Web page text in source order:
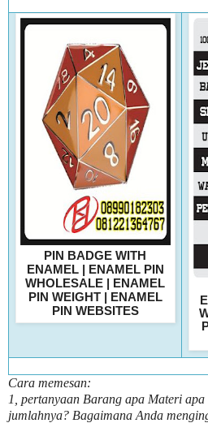
PIN BADGE WITH
ENAMEL|
ENAMEL PIN
WHOLESALE
ENAMEL
PIN WEIGHT|
ENAMEL
PIN WEBSITES
Cara memesan:
1, pertanyaan Barang apa Materi
jumlahnya? Bagaimana Anda